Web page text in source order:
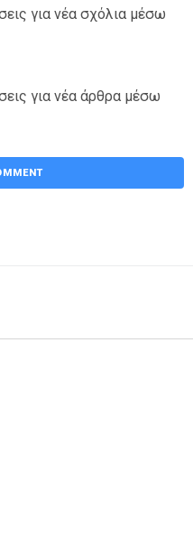
για νέα σχόλια μέσω
για νέα άρθρα μέσω